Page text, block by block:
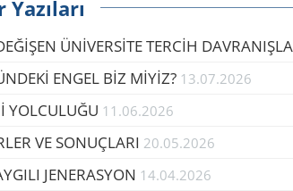
ÜNİVERSİTE TERCİH
ENGEL BİZ MİYİZ? 13.07.2026
YOLCULUĞU 11.06.2026
VE SONUÇLARI 20.05.2026
JENERASYON 14.04.2026